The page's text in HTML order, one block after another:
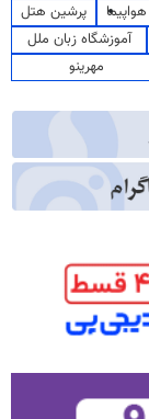
پرشین هتل
آموزشگاه زبان ملل
مهرینو